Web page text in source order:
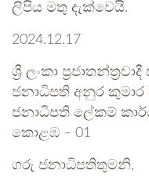
ලිපිය මතු දැක්වෙයි.
2024.12.17
ශ්‍රී ලංකා
ජනාධිපති අනුර කුමාර
ජනාධිපති ලේකම්
කොළඹ – 01
ගරු ජනාධිපතිතුමනි,